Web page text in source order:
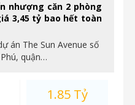
nhượng căn 2 phòng
3,45 tỷ bao hết toàn
án The Sun Avenue số
quận…
1.85 Tỷ